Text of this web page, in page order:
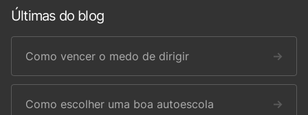
Últimas do blog
Como vencer o medo de dirigir →
Como escolher uma boa autoescola →